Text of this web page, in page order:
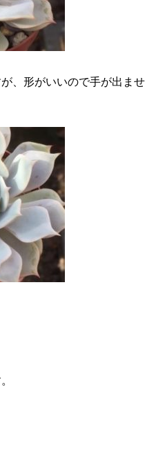
、形がいいので手が出ませ